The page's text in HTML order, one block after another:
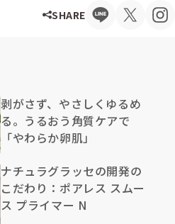
SHARE
剥がさず、やさしくゆるめ
る。うるおう角質ケアで
「やわらか卵肌」
ナチュラグラッセの開発の
こだわり：ポアレス スムー
ス プライマー N